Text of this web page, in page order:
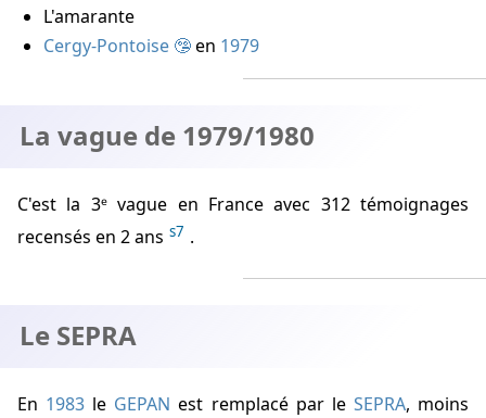
L'amarante
Cergy-Pontoise
en 1979
La vague de 1979/1980
C'est la 3ᵉ vague en France avec 312 témoignages
recensés en 2 ans s7 .
Le SEPRA
En 1983 le GEPAN est remplacé par le SEPRA, moins